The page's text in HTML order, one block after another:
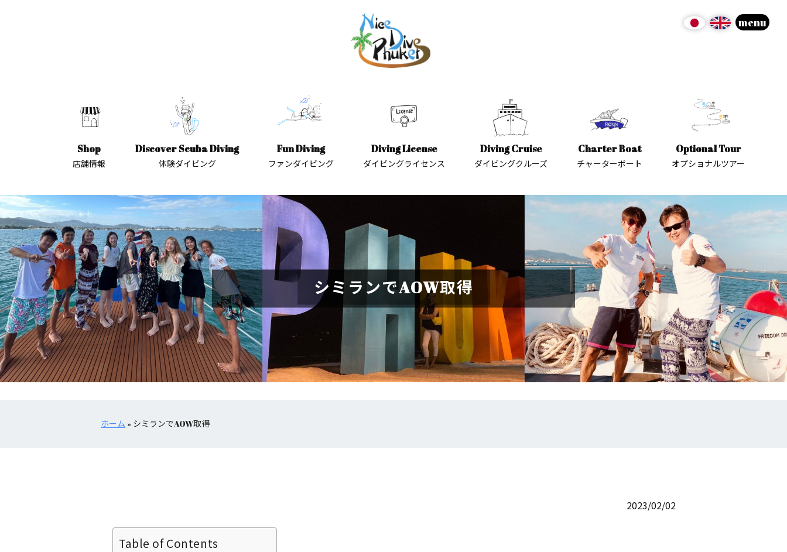
Shop
店舗情報
Discover Scuba Diving
体験ダイビング
Fun Diving
ファンダイビング
Diving License
ダイビングライセンス
Diving Cruise
ダイビングクルーズ
Charter Boat
チャーターボート
Optional Tour
オプショナルツアー
シミランでAOW取得
ホーム » シミランでAOW取得
2023/02/02
Table of Contents
menu